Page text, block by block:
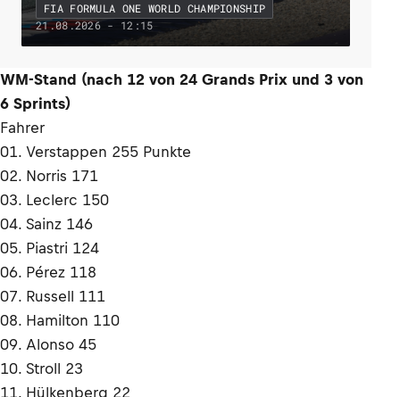
FIA FORMULA ONE WORLD CHAMPIONSHIP
21.08.2026 - 12:15
WM-Stand (nach 12 von 24 Grands Prix und 3 von
6 Sprints)
Fahrer
01. Verstappen 255 Punkte
02. Norris 171
03. Leclerc 150
04. Sainz 146
05. Piastri 124
06. Pérez 118
07. Russell 111
08. Hamilton 110
09. Alonso 45
10. Stroll 23
11. Hülkenberg 22